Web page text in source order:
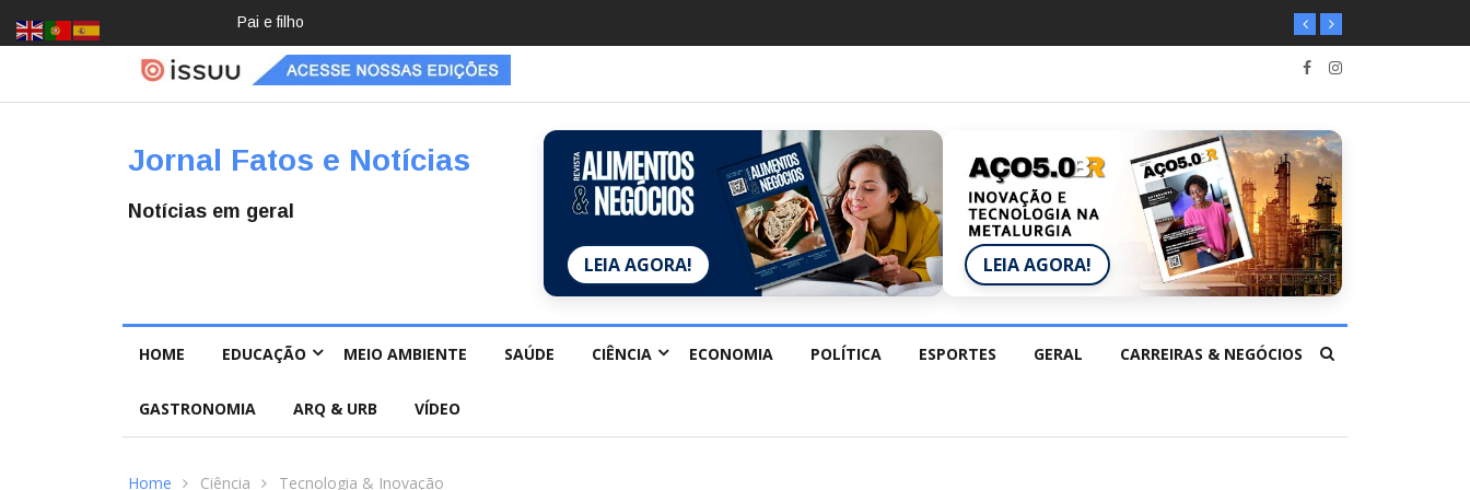
Crochê, jardinagem, diário: mulheres estão redescobrindo hobbies para desacelerar
Jornal Fatos e Notícias
Notícias em geral
LEIA AGORA! LEIA AGORA!
HOME EDUCAÇÃO MEIO AMBIENTE SAÚDE CIÊNCIA ECONOMIA POLÍTICA ESPORTES GERAL CARREIRAS & NEGÓCIOS
GASTRONOMIA ARQ & URB VÍDEO
Home Ciência Tecnologia & Inovação